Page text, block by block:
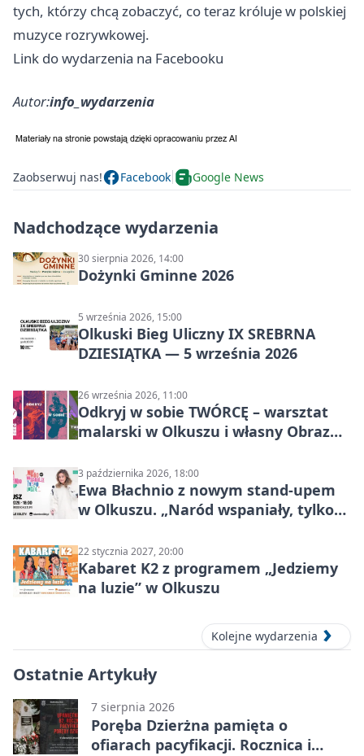
tych, którzy chcą zobaczyć, co teraz króluje w polskiej
muzyce rozrywkowej.
Link do wydarzenia na Facebooku
Autor:info_wydarzenia
Zaobserwuj nas! Facebook Google News
Nadchodzące wydarzenia
30 sierpnia 2026, 14:00
Dożynki Gminne 2026
5 września 2026, 15:00
Olkuski Bieg Uliczny IX SREBRNA
DZIESIĄTKA — 5 września 2026
26 września 2026, 11:00
Odkryj w sobie TWÓRCĘ – warsztat
malarski w Olkuszu i własny Obraz
3 października 2026, 18:00
Ewa Błachnio z nowym stand-upem
w Olkuszu. „Naród wspaniały, tylko
22 stycznia 2027, 20:00
Kabaret K2 z programem „Jedziemy
na luzie” w Olkuszu
Kolejne wydarzenia
Ostatnie Artykuły
7 sierpnia 2026
Poręba Dzierżna pamięta o
ofiarach pacyfikacji. Rocznica i